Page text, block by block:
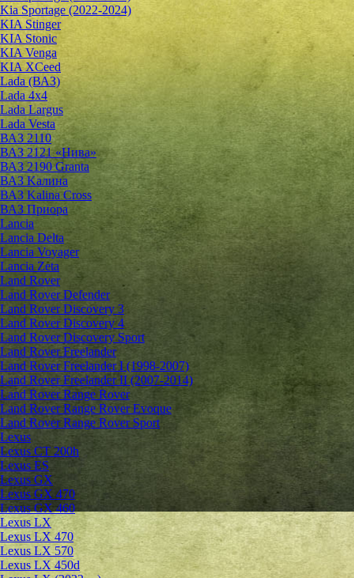
Kia Sportage (2022-2024)
KIA Stinger
KIA Stonic
KIA Venga
KIA XCeed
Lada (ВАЗ)
Lada 4х4
Lada Largus
Lada Vesta
ВАЗ 2110
ВАЗ 2121 «Нива»
ВАЗ 2190 Granta
ВАЗ Kалина
ВАЗ Kalina Cross
ВАЗ Приора
Lancia
Lancia Delta
Lancia Voyager
Lancia Zeta
Land Rover
Land Rover Defender
Land Rover Discovery 3
Land Rover Discovery 4
Land Rover Discovery Sport
Land Rover Freelander
Land Rover Freelander I (1998-2007)
Land Rover Freelander II (2007-2014)
Land Rover Range Rover
Land Rover Range Rover Evoque
Land Rover Range Rover Sport
Lexus
Lexus CT 200h
Lexus ES
Lexus GX
Lexus GX 470
Lexus GX 460
Lexus LX
Lexus LX 470
Lexus LX 570
Lexus LX 450d